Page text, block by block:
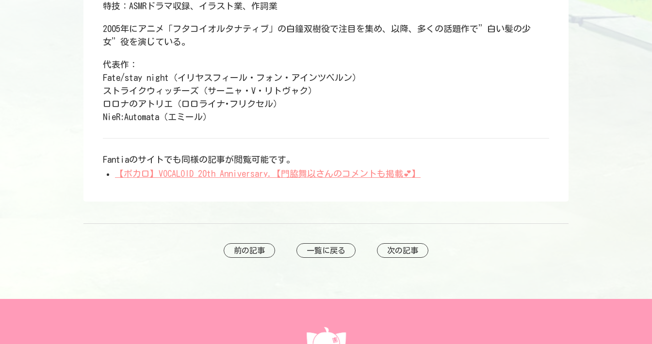
特技：ASMRドラマ収録、イラスト業、作詞業
2005年にアニメ「フタコイオルタナティブ」の白鐘双樹役で注目を集め、以降、多くの話題作で”白い髪の少
女”役を演じている。
代表作：
Fate/stay night（イリヤスフィール・フォン・アインツベルン）
ストライクウィッチーズ（サーニャ・V・リトヴャク）
ロロナのアトリエ（ロロライナ･フリクセル）
NieR:Automata（エミール）
Fantiaのサイトでも同様の記事が閲覧可能です。
【ボカロ】VOCALOID 20th Anniversary.【門脇舞以さんのコメントも掲載💕】
前の記事 次の記事
一覧に戻る